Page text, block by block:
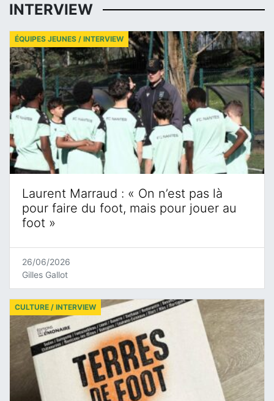
INTERVIEW
Laurent Marraud : « On n’est pas là
pour faire du foot, mais pour jouer au
foot »
ÉQUIPES JEUNES / INTERVIEW
26/06/2026
Gilles Gallot
CULTURE / INTERVIEW